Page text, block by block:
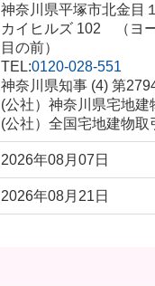
神奈川県平塚市北金目
カイヒルズ 102 （ヨ
目の前）
TEL:0120-028-551
神奈川県知事 (4) 第
(公社）神奈川県宅地建
(公社）全国宅地建物取
2026年08月07日
2026年08月21日